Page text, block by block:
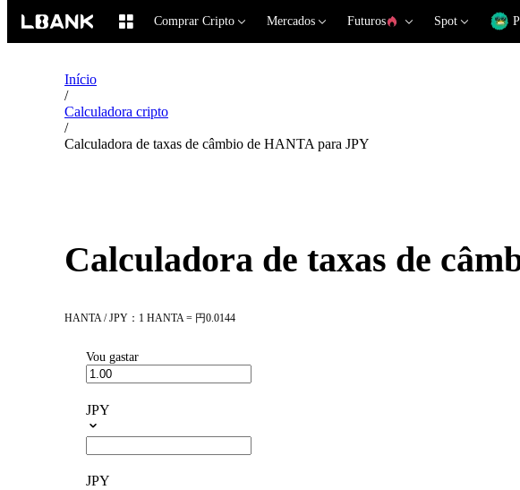
Comprar Cripto Mercados Futuros Spot
Início
/
Calculadora cripto
/
Calculadora de taxas de câmbio de HANTA para JPY
Calculadora de taxas de
HANTA / JPY：1 HANTA = 円0.0144
Vou gastar
JPY
JPY